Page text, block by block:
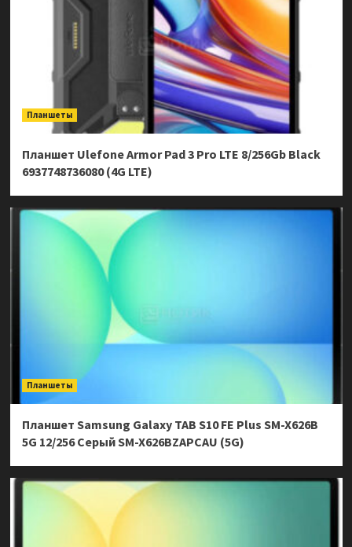
Планшеты
Планшет Ulefone Armor Pad 3 Pro LTE 8/256Gb Black
6937748736080 (4G LTE)
Планшеты
Планшет Samsung Galaxy TAB S10 FE Plus SM-X626B
5G 12/256 Серый SM-X626BZAPCAU (5G)